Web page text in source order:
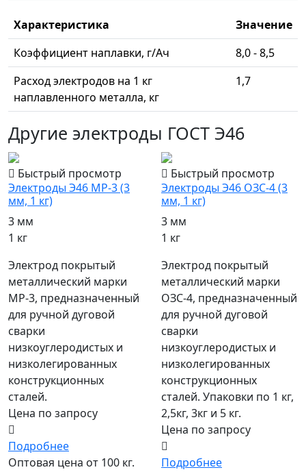
Характеристика
Значение
Коэффициент наплавки, г/Ач
8,0 - 8,5
Расход электродов на 1 кг
наплавленного металла, кг
1,7
Другие электроды ГОСТ Э46
Быстрый просмотр
Электроды Э46 МР-3 (3
мм, 1 кг)
3 мм
1 кг
Электрод покрытый
металлический марки
МР-3, предназначенный
для ручной дуговой
сварки
низкоуглеродистых и
низколегированных
конструкционных
сталей.
Цена по запросу
Подробнее
Оптовая цена от 100 кг.
Быстрый просмотр
Электроды Э46 ОЗС-4 (3
мм, 1 кг)
3 мм
1 кг
Электрод покрытый
металлический марки
ОЗС-4, предназначенный
для ручной дуговой
сварки
низкоуглеродистых и
низколегированных
конструкционных
сталей. Упаковки по 1 кг,
2,5кг, 3кг и 5 кг.
Цена по запросу
Подробнее